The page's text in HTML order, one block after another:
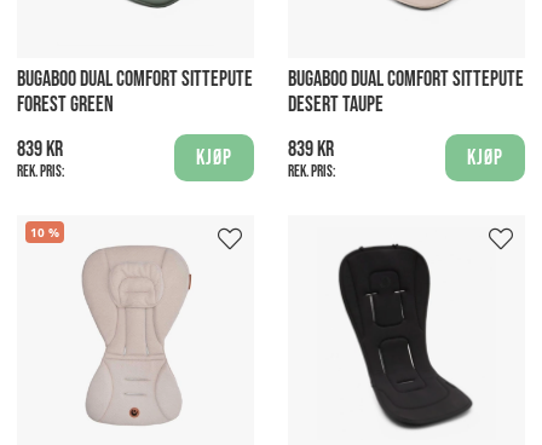
BUGABOO DUAL COMFORT SITTEPUTE
FOREST GREEN
839 kr
Rek. pris:
Kjøp
BUGABOO DUAL COMFORT SITTEPUTE
DESERT TAUPE
839 kr
Rek. pris:
Kjøp
10